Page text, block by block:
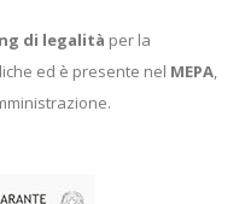
di legalità per la
ed è presente nel MEPA,